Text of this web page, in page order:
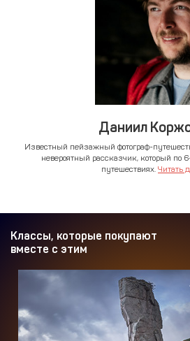
Даниил
Известный пейзажный фотограф-
невероятный рассказчик, который по
путешествиях. Читать
Классы, которые покупают
вместе с этим